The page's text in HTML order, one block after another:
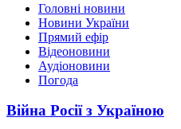
Головні новини
Новини України
Прямий ефір
Відеоновини
Аудіоновини
Погода
Війна Росії з Україною